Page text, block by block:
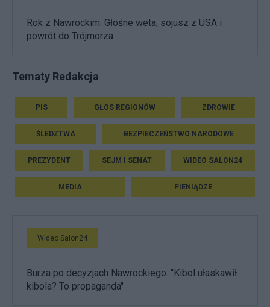
Rok z Nawrockim. Głośne weta, sojusz z USA i
powrót do Trójmorza
Tematy Redakcja
PIS GŁOS REGIONÓW ZDROWIE
ŚLEDZTWA BEZPIECZEŃSTWO NARODOWE
PREZYDENT SEJM I SENAT WIDEO SALON24
MEDIA PIENIĄDZE
Wideo Salon24
Burza po decyzjach Nawrockiego. "Kibol ułaskawił
kibola? To propaganda"